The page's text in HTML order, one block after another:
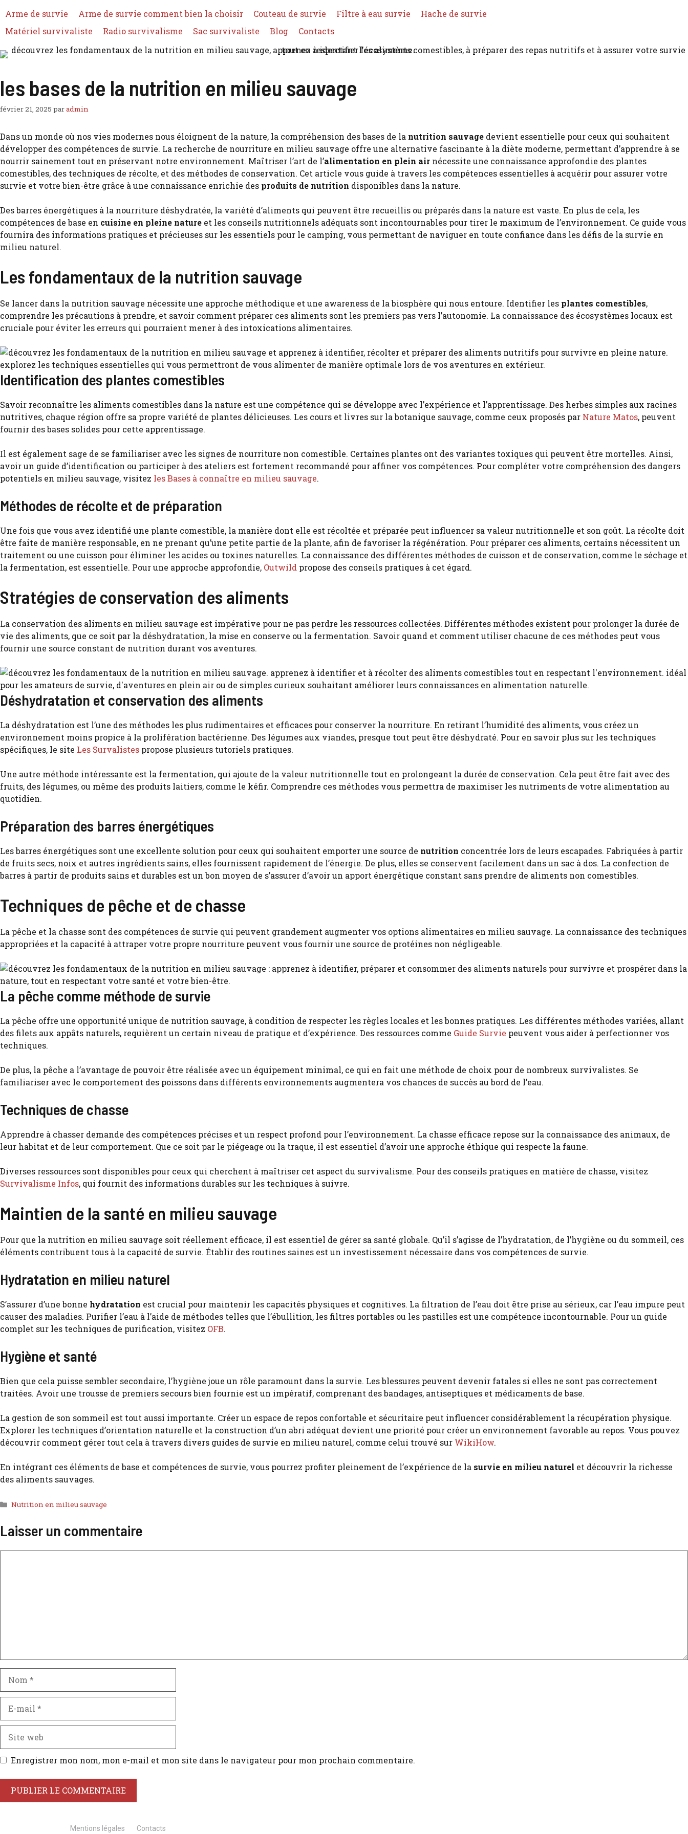
Arme de survie Arme de survie comment bien la choisir Couteau de survie Filtre à eau survie
Hache de survie
Matériel survivaliste
Radio survivalisme Sac survivaliste Blog Contacts
les bases de la nutrition en milieu sauvage
février 21, 2025 paradmin
Dans un monde où nos vies modernes nous éloignent de la nature, la compréhension des bases de la nutrition sauvage devient essentielle pour ceux qui souhaitent
développer des compétences de survie. La recherche de nourriture en milieu sauvage offre une alternative fascinante à la diète moderne, permettant d’apprendre à se
nourrir sainement tout en préservant notre environnement. Maîtriser l’art de l’alimentation en plein air nécessite une connaissance approfondie des plantes
comestibles, des techniques de récolte, et des méthodes de conservation. Cet article vous guide à travers les compétences essentielles à acquérir pour assurer votre
survie et votre bien-être grâce à une connaissance enrichie des produits de nutrition disponibles dans la nature.
Des barres énergétiques à la nourriture déshydratée, la variété d’aliments qui peuvent être recueillis ou préparés dans la nature est vaste. En plus de cela, les
compétences de base en cuisine en pleine nature et les conseils nutritionnels adéquats sont incontournables pour tirer le maximum de l’environnement. Ce guide vous
fournira des informations pratiques et précieuses sur les essentiels pour le camping, vous permettant de naviguer en toute confiance dans les défis de la survie en
milieu naturel.
Les fondamentaux de la nutrition sauvage
Se lancer dans la nutrition sauvage nécessite une approche méthodique et une awareness de la biosphère qui nous entoure. Identifier les plantes comestibles,
comprendre les précautions à prendre, et savoir comment préparer ces aliments sont les premiers pas vers l’autonomie. La connaissance des écosystèmes locaux est
cruciale pour éviter les erreurs qui pourraient mener à des intoxications alimentaires.
Identification des plantes comestibles
Savoir reconnaître les aliments comestibles dans la nature est une compétence qui se développe avec l’expérience et l’apprentissage. Des herbes simples aux racines
nutritives, chaque région offre sa propre variété de plantes délicieuses. Les cours et livres sur la botanique sauvage, comme ceux proposés par Nature Matos, peuvent
fournir des bases solides pour cette apprentissage.
Il est également sage de se familiariser avec les signes de nourriture non comestible. Certaines plantes ont des variantes toxiques qui peuvent être mortelles. Ainsi,
avoir un guide d’identification ou participer à des ateliers est fortement recommandé pour affiner vos compétences. Pour compléter votre compréhension des dangers
potentiels en milieu sauvage, visitez les Bases à connaître en milieu sauvage.
Méthodes de récolte et de préparation
Une fois que vous avez identifié une plante comestible, la manière dont elle est récoltée et préparée peut influencer sa valeur nutritionnelle et son goût. La récolte doit
être faite de manière responsable, en ne prenant qu’une petite partie de la plante, afin de favoriser la régénération. Pour préparer ces aliments, certains nécessitent un
traitement ou une cuisson pour éliminer les acides ou toxines naturelles. La connaissance des différentes méthodes de cuisson et de conservation, comme le séchage et
la fermentation, est essentielle. Pour une approche approfondie, Outwild propose des conseils pratiques à cet égard.
Stratégies de conservation des aliments
La conservation des aliments en milieu sauvage est impérative pour ne pas perdre les ressources collectées. Différentes méthodes existent pour prolonger la durée de
vie des aliments, que ce soit par la déshydratation, la mise en conserve ou la fermentation. Savoir quand et comment utiliser chacune de ces méthodes peut vous
fournir une source constant de nutrition durant vos aventures.
Déshydratation et conservation des aliments
La déshydratation est l’une des méthodes les plus rudimentaires et efficaces pour conserver la nourriture. En retirant l’humidité des aliments, vous créez un
environnement moins propice à la prolifération bactérienne. Des légumes aux viandes, presque tout peut être déshydraté. Pour en savoir plus sur les techniques
spécifiques, le site Les Survalistes propose plusieurs tutoriels pratiques.
Une autre méthode intéressante est la fermentation, qui ajoute de la valeur nutritionnelle tout en prolongeant la durée de conservation. Cela peut être fait avec des
fruits, des légumes, ou même des produits laitiers, comme le kéfir. Comprendre ces méthodes vous permettra de maximiser les nutriments de votre alimentation au
quotidien.
Préparation des barres énergétiques
Les barres énergétiques sont une excellente solution pour ceux qui souhaitent emporter une source de nutrition concentrée lors de leurs escapades. Fabriquées à partir
de fruits secs, noix et autres ingrédients sains, elles fournissent rapidement de l’énergie. De plus, elles se conservent facilement dans un sac à dos. La confection de
barres à partir de produits sains et durables est un bon moyen de s’assurer d’avoir un apport énergétique constant sans prendre de aliments non comestibles.
Techniques de pêche et de chasse
La pêche et la chasse sont des compétences de survie qui peuvent grandement augmenter vos options alimentaires en milieu sauvage. La connaissance des techniques
appropriées et la capacité à attraper votre propre nourriture peuvent vous fournir une source de protéines non négligeable.
La pêche comme méthode de survie
La pêche offre une opportunité unique de nutrition sauvage, à condition de respecter les règles locales et les bonnes pratiques. Les différentes méthodes variées, allant
des filets aux appâts naturels, requièrent un certain niveau de pratique et d’expérience. Des ressources comme Guide Survie peuvent vous aider à perfectionner vos
techniques.
De plus, la pêche a l’avantage de pouvoir être réalisée avec un équipement minimal, ce qui en fait une méthode de choix pour de nombreux survivalistes. Se
familiariser avec le comportement des poissons dans différents environnements augmentera vos chances de succès au bord de l’eau.
Techniques de chasse
Apprendre à chasser demande des compétences précises et un respect profond pour l’environnement. La chasse efficace repose sur la connaissance des animaux, de
leur habitat et de leur comportement. Que ce soit par le piégeage ou la traque, il est essentiel d’avoir une approche éthique qui respecte la faune.
Diverses ressources sont disponibles pour ceux qui cherchent à maîtriser cet aspect du survivalisme. Pour des conseils pratiques en matière de chasse, visitez
Survivalisme Infos, qui fournit des informations durables sur les techniques à suivre.
Maintien de la santé en milieu sauvage
Pour que la nutrition en milieu sauvage soit réellement efficace, il est essentiel de gérer sa santé globale. Qu’il s’agisse de l’hydratation, de l’hygiène ou du sommeil, ces
éléments contribuent tous à la capacité de survie. Établir des routines saines est un investissement nécessaire dans vos compétences de survie.
Hydratation en milieu naturel
S’assurer d’une bonne hydratation est crucial pour maintenir les capacités physiques et cognitives. La filtration de l’eau doit être prise au sérieux, car l’eau impure peut
causer des maladies. Purifier l’eau à l’aide de méthodes telles que l’ébullition, les filtres portables ou les pastilles est une compétence incontournable. Pour un guide
complet sur les techniques de purification, visitez OFB.
Hygiène et santé
Bien que cela puisse sembler secondaire, l’hygiène joue un rôle paramount dans la survie. Les blessures peuvent devenir fatales si elles ne sont pas correctement
traitées. Avoir une trousse de premiers secours bien fournie est un impératif, comprenant des bandages, antiseptiques et médicaments de base.
La gestion de son sommeil est tout aussi importante. Créer un espace de repos confortable et sécuritaire peut influencer considérablement la récupération physique.
Explorer les techniques d’orientation naturelle et la construction d’un abri adéquat devient une priorité pour créer un environnement favorable au repos. Vous pouvez
découvrir comment gérer tout cela à travers divers guides de survie en milieu naturel, comme celui trouvé sur WikiHow.
En intégrant ces éléments de base et compétences de survie, vous pourrez profiter pleinement de l’expérience de la survie en milieu naturel et découvrir la richesse
des aliments sauvages.
Nutrition en milieu sauvage
Laisser un commentaire
Enregistrer mon nom, mon e-mail et mon site dans le navigateur pour mon prochain commentaire.
Mentions légales Contacts